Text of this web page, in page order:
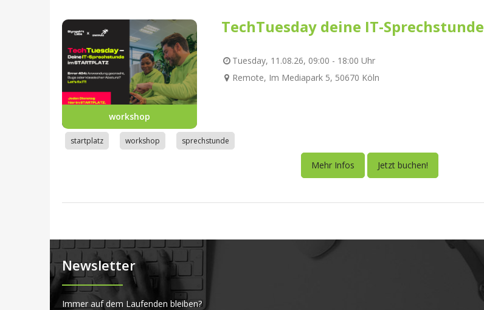
workshop
TechTuesday deine IT-Sprechstunde
Tuesday, 11.08.26, 09:00 - 18:00 Uhr
Remote, Im Mediapark 5, 50670 Köln
startplatz workshop sprechstunde
Mehr Infos Jetzt buchen!
Newsletter
Immer auf dem Laufenden bleiben?